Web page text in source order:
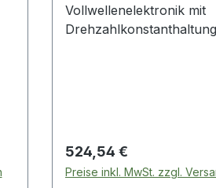
Vollwellenelektronik mit
Drehzahlkonstanthaltung
verhindert das
Maschine beim Start
Regulärer Preis:
524,54 €
Preise inkl. MwSt. zzgl.